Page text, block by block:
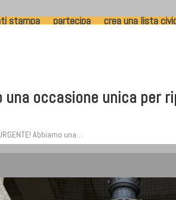
stampa partecipa crea una lista
una occasione unica
Abbiamo una…